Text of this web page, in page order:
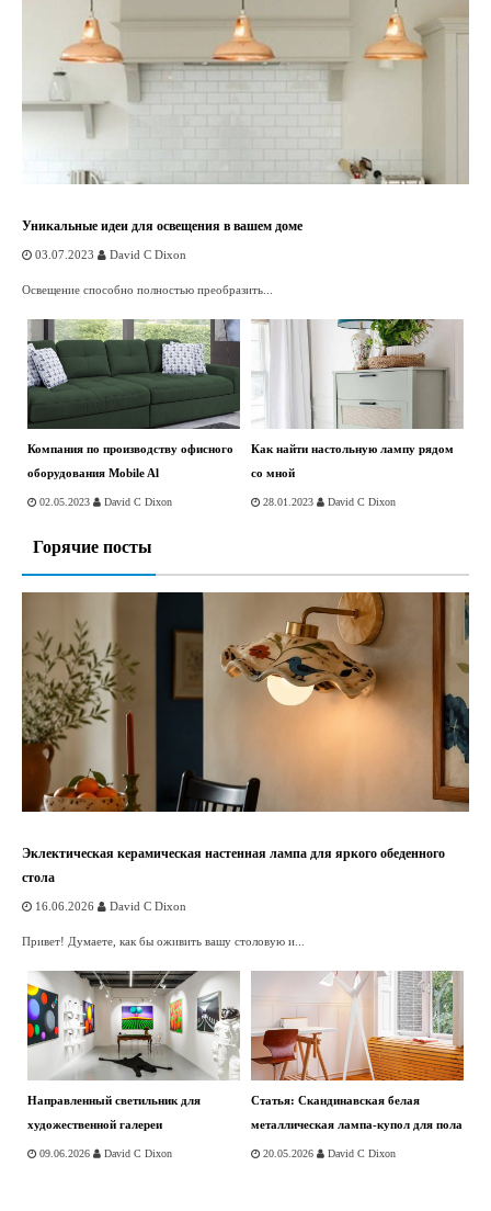
Уникальные идеи для освещения в вашем доме
03.07.2023 David C Dixon
Освещение способно полностью преобразить...
Компания по производству офисного
оборудования Mobile Al
02.05.2023 David C Dixon
Как найти настольную лампу рядом
со мной
28.01.2023 David C Dixon
Горячие посты
Эклектическая керамическая настенная лампа для яркого обеденного
стола
16.06.2026 David C Dixon
Привет! Думаете, как бы оживить вашу столовую и...
Направленный светильник для
художественной галереи
09.06.2026 David C Dixon
Статья: Скандинавская белая
металлическая лампа-купол для пола
20.05.2026 David C Dixon